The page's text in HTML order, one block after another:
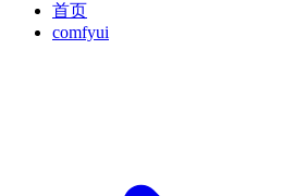
首页
comfyui